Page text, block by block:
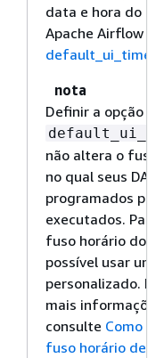
data e hora do IU
Apache Airflow
nota
Definir a opção
não altera o fuso
no qual seus
programados
executados.
fuso horário dos
possível usar um
personalizado.
mais
consulte Como
fuso horário de